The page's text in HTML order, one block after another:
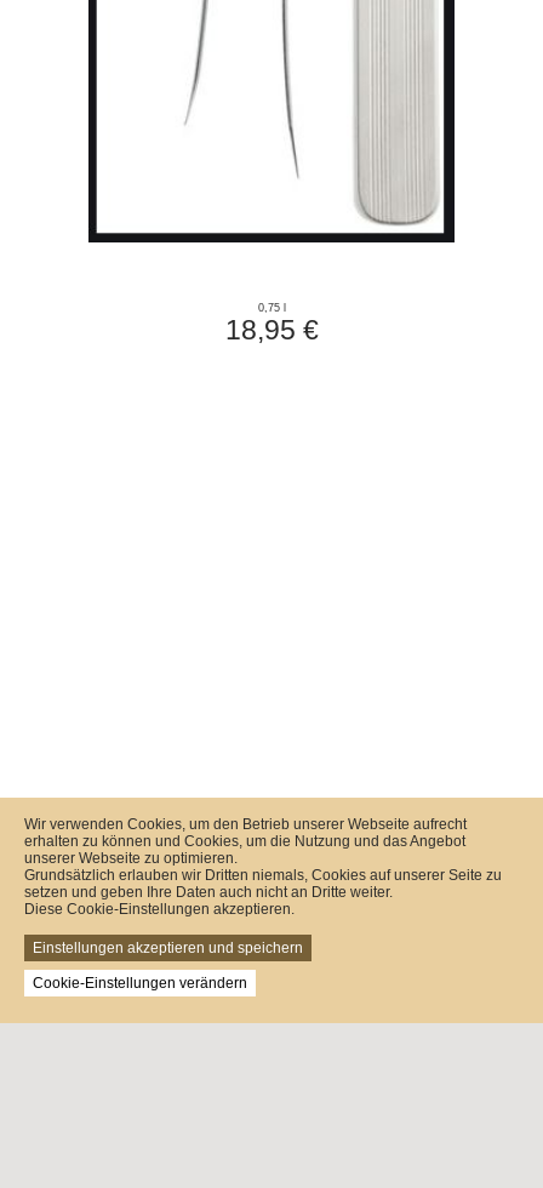
0,75 l
18,95 €
Wir verwenden Cookies, um den Betrieb unserer Webseite aufrecht
erhalten zu können und Cookies, um die Nutzung und das Angebot
unserer Webseite zu optimieren.
Grundsätzlich erlauben wir Dritten niemals, Cookies auf unserer Seite zu
setzen und geben Ihre Daten auch nicht an Dritte weiter.
Diese Cookie-Einstellungen akzeptieren.
Einstellungen akzeptieren und speichern
Cookie-Einstellungen verändern